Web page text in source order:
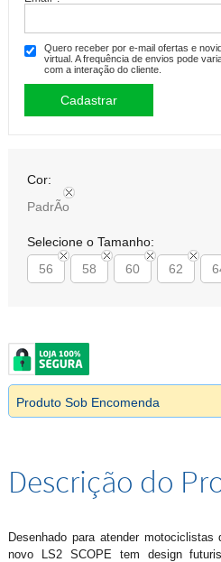
Quero receber por e-mail ofertas e
virtual. A frequência de envios pode
com a interação do cliente.
Cor:
PadrÃo
Selecione o Tamanho:
56
58 60 62
Produto Sob Encomenda
Descrição do
Desenhado para atender
novo LS2 SCOPE tem design